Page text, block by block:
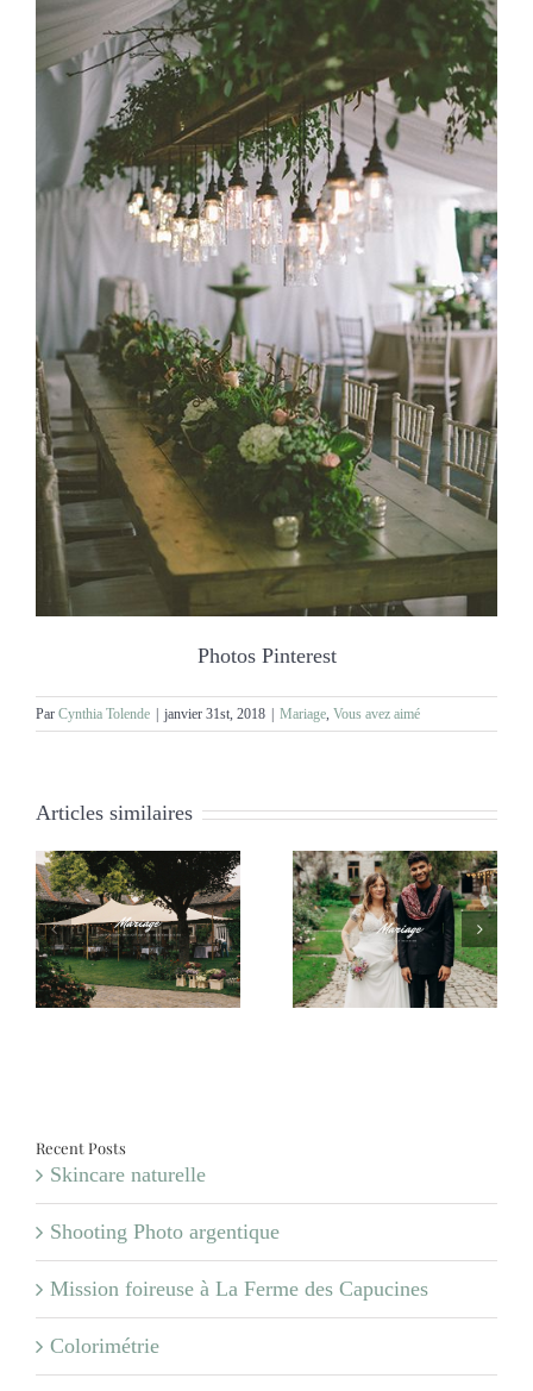
Photos Pinterest
Par Cynthia Tolende janvier 31st, 2018 Mariage, Vous avez aimé
Articles similaires
Mariage – Margaux et
Jonas
Mariage – Carole et
Valentin
Recent Posts
Skincare naturelle
Shooting Photo argentique
Mission foireuse à La Ferme des Capucines
Colorimétrie